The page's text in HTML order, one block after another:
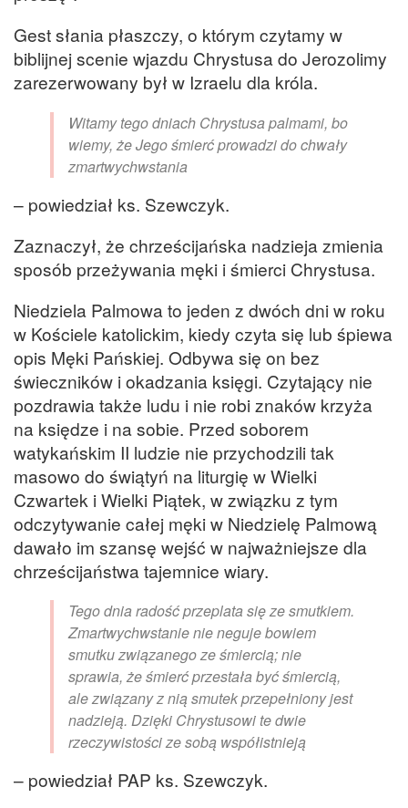
Gest słania płaszczy, o którym czytamy w
biblijnej scenie wjazdu Chrystusa do Jerozolimy
zarezerwowany był w Izraelu dla króla.
Witamy tego dniach Chrystusa palmami, bo
wiemy, że Jego śmierć prowadzi do chwały
zmartwychwstania
– powiedział ks. Szewczyk.
Zaznaczył, że chrześcijańska nadzieja zmienia
sposób przeżywania męki i śmierci Chrystusa.
Niedziela Palmowa to jeden z dwóch dni w roku
w Kościele katolickim, kiedy czyta się lub śpiewa
opis Męki Pańskiej. Odbywa się on bez
świeczników i okadzania księgi. Czytający nie
pozdrawia także ludu i nie robi znaków krzyża
na księdze i na sobie. Przed soborem
watykańskim II ludzie nie przychodzili tak
masowo do świątyń na liturgię w Wielki
Czwartek i Wielki Piątek, w związku z tym
odczytywanie całej męki w Niedzielę Palmową
dawało im szansę wejść w najważniejsze dla
chrześcijaństwa tajemnice wiary.
Tego dnia radość przeplata się ze smutkiem.
Zmartwychwstanie nie neguje bowiem
smutku związanego ze śmiercią; nie
sprawia, że śmierć przestała być śmiercią,
ale związany z nią smutek przepełniony jest
nadzieją. Dzięki Chrystusowi te dwie
rzeczywistości ze sobą współistnieją
– powiedział PAP ks. Szewczyk.